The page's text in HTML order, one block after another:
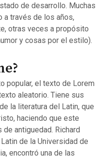
de desarrollo. Muchas
a través de los años,
otras veces a propósito
y cosas por el estilo).
popular, el texto de Lorem
aleatorio. Tiene sus
la literatura del Latin, que
haciendo que este
antiguedad. Richard
de la Universidad de
encontró una de las